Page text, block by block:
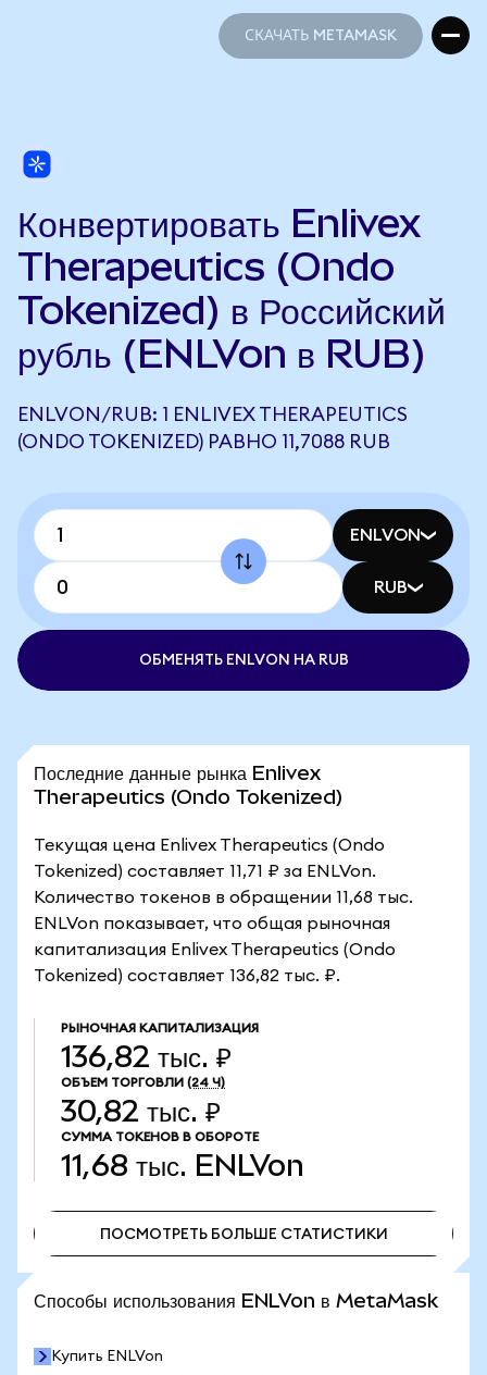
СКАЧАТЬ METAMASK
Конвертировать Enlivex
Therapeutics (Ondo
Tokenized) в Российский
рубль (ENLVon в RUB)
ENLVON/RUB: 1 ENLIVEX THERAPEUTICS
(ONDO TOKENIZED) РАВНО 11,7088 RUB
ENLVON
RUB
ОБМЕНЯТЬ ENLVON НА RUB
Последние данные рынка Enlivex
Therapeutics (Ondo Tokenized)
Текущая цена Enlivex Therapeutics (Ondo
Tokenized) составляет 11,71 ₽ за ENLVon.
Количество токенов в обращении 11,68 тыс.
ENLVon показывает, что общая рыночная
капитализация Enlivex Therapeutics (Ondo
Tokenized) составляет 136,82 тыс. ₽.
РЫНОЧНАЯ КАПИТАЛИЗАЦИЯ
136,82 тыс. ₽
ОБЪЕМ ТОРГОВЛИ (24 Ч)
30,82 тыс. ₽
СУММА ТОКЕНОВ В ОБОРОТЕ
11,68 тыс. ENLVon
ПОСМОТРЕТЬ БОЛЬШЕ СТАТИСТИКИ
Способы использования ENLVon в MetaMask
Купить ENLVon